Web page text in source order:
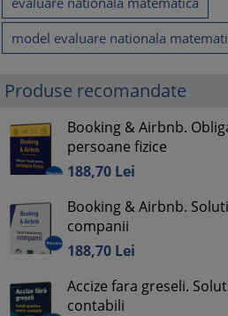
model evaluare nationala
Produse recomandate
Booking & Airbnb.
persoane fizice
188,70 Lei
Booking & Airbnb.
companii
188,70 Lei
Accize fara greseli.
contabili